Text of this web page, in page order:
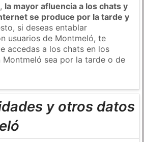
la mayor afluencia a los chats y
se produce por la tarde y
si deseas entablar
usuarios de Montmeló, te
accedas a los chats en los
Montmeló sea por la tarde o de
y otros datos